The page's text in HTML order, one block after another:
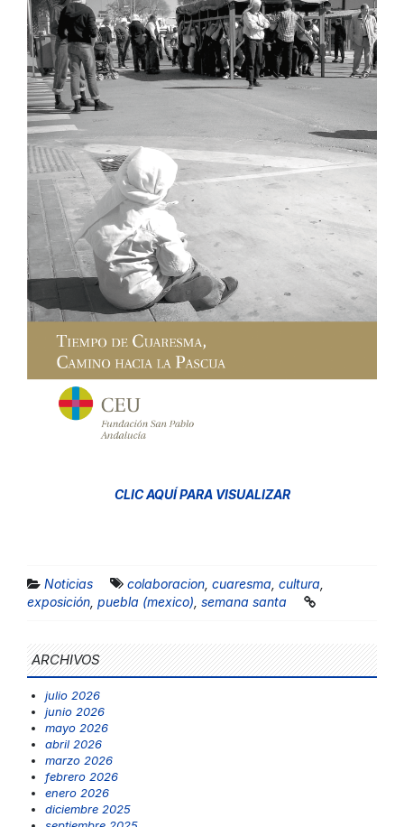
CLIC AQUÍ PARA VISUALIZAR
Noticias colaboracion cuaresma cultura
exposición puebla (mexico) semana santa
ARCHIVOS
julio 2026
junio 2026
mayo 2026
abril 2026
marzo 2026
febrero 2026
enero 2026
diciembre 2025